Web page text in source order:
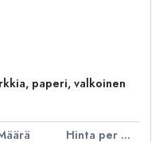
paperi, valkoinen
Hinta per kpl